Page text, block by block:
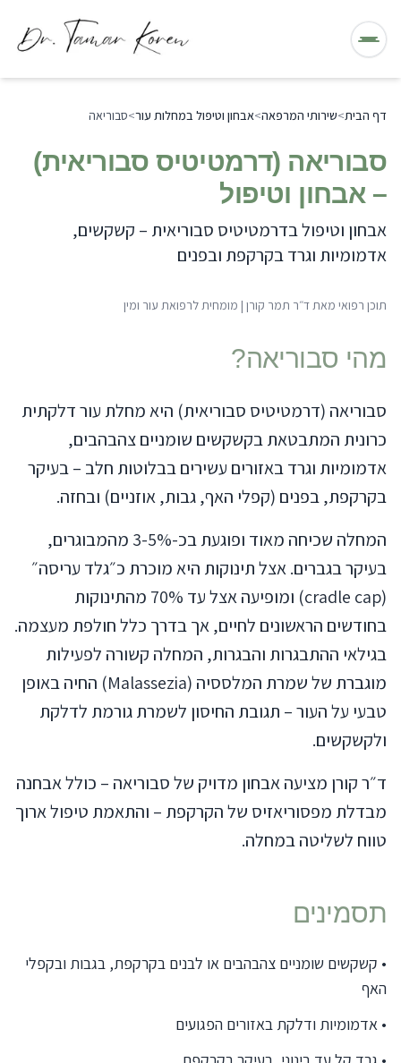
תפריט
דף הבית>שירותי המרפאה>אבחון וטיפול במחלות עור>סבוריאה
סבוריאה (דרמטיטיס סבוריאית)
– אבחון וטיפול
אבחון וטיפול בדרמטיטיס סבוריאית – קשקשים,
אדמומיות וגרד בקרקפת ובפנים
תוכן רפואי מאתד״ר תמר קורן | מומחית לרפואת עור ומין
מהי סבוריאה?
סבוריאה (דרמטיטיס סבוריאית) היא מחלת עור דלקתית
כרונית המתבטאת בקשקשים שומניים צהבהבים,
אדמומיות וגרד באזורים עשירים בבלוטות חלב – בעיקר
בקרקפת, בפנים (קפלי האף, גבות, אוזניים) ובחזה.
המחלה שכיחה מאוד ופוגעת בכ-3-5% מהמבוגרים,
בעיקר בגברים. אצל תינוקות היא מוכרת כ״גלד עריסה״
(cradle cap) ומופיעה אצל עד 70% מהתינוקות
בחודשים הראשונים לחיים, אך בדרך כלל חולפת מעצמה.
בגילאי ההתבגרות והבגרות, המחלה קשורה לפעילות
מוגברת של שמרת המלססיה (Malassezia) החיה באופן
טבעי על העור – תגובת החיסון לשמרת גורמת לדלקת
ולקשקשים.
ד״ר קורן מציעה אבחון מדויק של סבוריאה – כולל אבחנה
מבדלת מפסוריאזיס של הקרקפת – והתאמת טיפול ארוך
טווח לשליטה במחלה.
תסמינים
• קשקשים שומניים צהבהבים או לבנים בקרקפת, בגבות ובקפלי
האף
• אדמומיות ודלקת באזורים הפגועים